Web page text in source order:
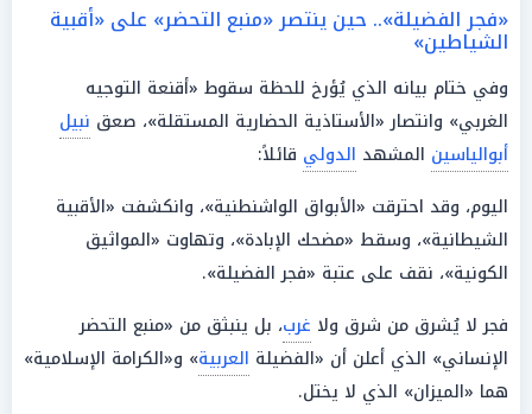
«فجر الفضيلة».. حين ينتصر «منبع التحضر» على «أقبية
الشياطين»
وفي ختام بيانه الذي يُؤرخ للحظة سقوط «أقنعة التوجيه
الغربي» وانتصار «الأستاذية الحضارية المستقلة»، صعق نبيل
أبوالياسين المشهد الدولي قائلاً:
اليوم، وقد احترقت «الأبواق الواشنطنية»، وانكشفت «الأقبية
الشيطانية»، وسقط «مضحك الإبادة»، وتهاوت «المواثيق
الكونية»، نقف على عتبة «فجر الفضيلة».
فجر لا يُشرق من شرق ولا غرب، بل ينبثق من «منبع التحضر
الإنساني» الذي أعلن أن «الفضيلة العربية» و«الكرامة الإسلامية»
هما «الميزان» الذي لا يختل.